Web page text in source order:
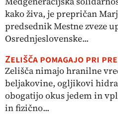
kako živa, je prepričan
predsednik Mestne zveze
Osrednjeslovenske...
Zelišča pomagajo pri
Zelišča nimajo hranilne
beljakovine, ogljikovi
obogatijo okus jedem in
in fizično...